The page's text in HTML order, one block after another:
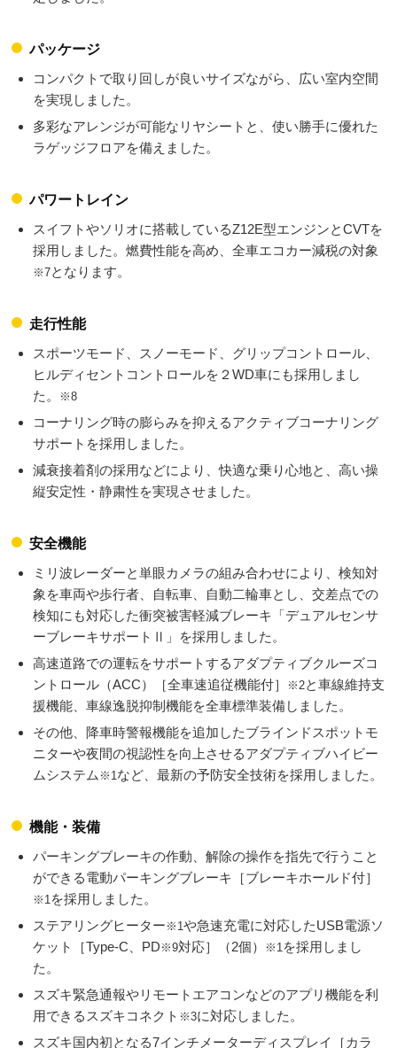
パッケージ
コンパクトで取り回しが良いサイズながら、広い室内空間
を実現しました。
多彩なアレンジが可能なリヤシートと、使い勝手に優れた
ラゲッジフロアを備えました。
パワートレイン
スイフトやソリオに搭載しているZ12E型エンジンとCVTを
採用しました。燃費性能を高め、全車エコカー減税の対象
※7となります。
走行性能
スポーツモード、スノーモード、グリップコントロール、
ヒルディセントコントロールを２WD車にも採用しまし
た。
※8
コーナリング時の膨らみを抑えるアクティブコーナリング
サポートを採用しました。
減衰接着剤の採用などにより、快適な乗り心地と、高い操
縦安定性・静粛性を実現させました。
安全機能
ミリ波レーダーと単眼カメラの組み合わせにより、検知対
象を車両や歩行者、自転車、自動二輪車とし、交差点での
検知にも対応した衝突被害軽減ブレーキ「デュアルセンサ
ーブレーキサポートⅡ」を採用しました。
高速道路での運転をサポートするアダプティブクルーズコ
ントロール（ACC）［全車速追従機能付］
※2と車線維持支
援機能、車線逸脱抑制機能を全車標準装備しました。
その他、降車時警報機能を追加したブラインドスポットモ
ニターや夜間の視認性を向上させるアダプティブハイビー
ムシステム ※1など、最新の予防安全技術を採用しました。
機能・装備
パーキングブレーキの作動、解除の操作を指先で行うこと
ができる電動パーキングブレーキ［ブレーキホールド付］
※1を採用しました。
ステアリングヒーター ※1や急速充電に対応したUSB電源ソ
ケット［Type-C、PD ※9対応］（2個） ※1を採用しまし
た。
スズキ緊急通報やリモートエアコンなどのアプリ機能を利
用できるスズキコネクト ※3に対応しました。
スズキ国内初となる7インチメーターディスプレイ［カラ